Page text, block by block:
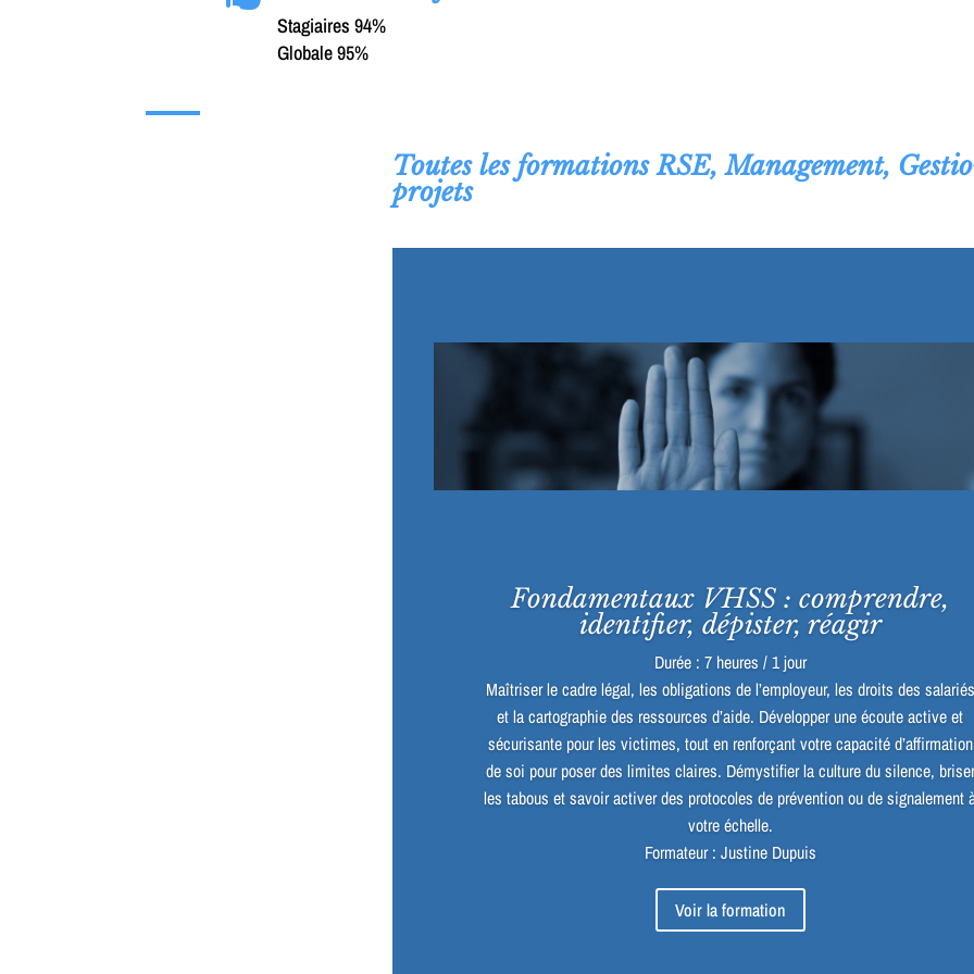
Stagiaires 94%
Globale 95%
Toutes les formations RSE, Management,
projets
Fondamentaux VHSS : comprendre,
identifier, dépister, réagir
Durée : 7 heures / 1 jour
Maîtriser le cadre légal, les obligations de l’employeur, les droits des salariés
et la cartographie des ressources d’aide. Développer une écoute active et
sécurisante pour les victimes, tout en renforçant votre capacité d’affirmation
de soi pour poser des limites claires. Démystifier la culture du silence, briser
les tabous et savoir activer des protocoles de prévention ou de signalement
votre échelle.
Formateur : Justine Dupuis
Voir la formation